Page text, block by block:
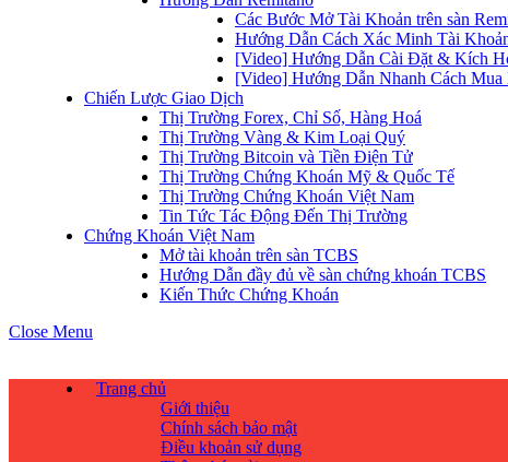
Các Bước Mở Tài Khoản trên sàn
Hướng Dẫn Cách Xác Minh Tài
[Video] Hướng Dẫn Cài Đặt & Kích
[Video] Hướng Dẫn Nhanh Cách
Chiến Lược Giao Dịch
Thị Trường Forex, Chỉ Số, Hàng Hoá
Thị Trường Vàng & Kim Loại Quý
Thị Trường Bitcoin và Tiền Điện Tử
Thị Trường Chứng Khoán Mỹ & Quốc Tế
Thị Trường Chứng Khoán Việt Nam
Tin Tức Tác Động Đến Thị Trường
Chứng Khoán Việt Nam
Mở tài khoản trên sàn TCBS
Hướng Dẫn đầy đủ về sàn chứng khoán TCBS
Kiến Thức Chứng Khoán
Close Menu
Trang chủ
Giới thiệu
Chính sách bảo mật
Điều khoản sử dụng